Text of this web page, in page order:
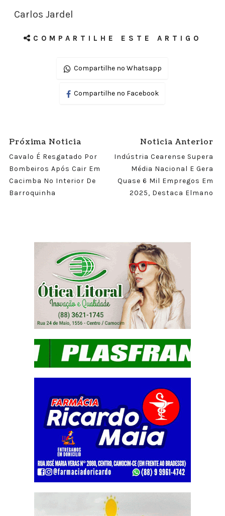
Carlos Jardel
COMPARTILHE ESTE ARTIGO
Compartilhe no Whatsapp
Compartilhe no Facebook
Próxima Noticia
Cavalo É Resgatado Por
Bombeiros Após Cair Em
Cacimba No Interior De
Barroquinha
Noticia Anterior
Indústria Cearense Supera
Média Nacional E Gera
Quase 6 Mil Empregos Em
2025, Destaca Elmano